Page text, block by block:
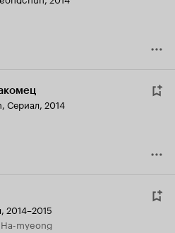
, Сериал, 2014
2014–2015
Ha-myeong